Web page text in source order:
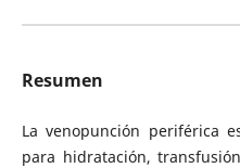
Resumen
La venopunción periférica
para hidratación,